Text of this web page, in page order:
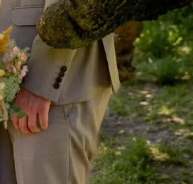
Folge dem Fotografen auf Instagram
Folge dem Fotografen auf TikTok
Videos des Fotografen auf